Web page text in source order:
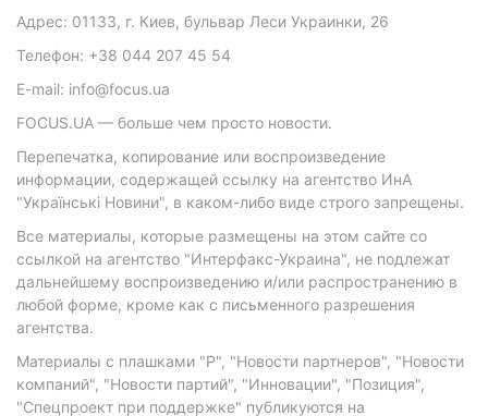
Адрес: 01133, г. Киев, бульвар Леси Украинки, 26
Телефон: +38 044 207 45 54
E-mail: info@focus.ua
FOCUS.UA — больше чем просто новости.
Перепечатка, копирование или воспроизведение
информации, содержащей ссылку на агентство ИнА
"Українські Новини", в каком-либо виде строго запрещены.
Все материалы, которые размещены на этом сайте со
ссылкой на агентство "Интерфакс-Украина", не подлежат
дальнейшему воспроизведению и/или распространению в
любой форме, кроме как с письменного разрешения
агентства.
Материалы с плашками "Р", "Новости партнеров", "Новости
компаний", "Новости партий", "Инновации", "Позиция",
"Спецпроект при поддержке" публикуются на